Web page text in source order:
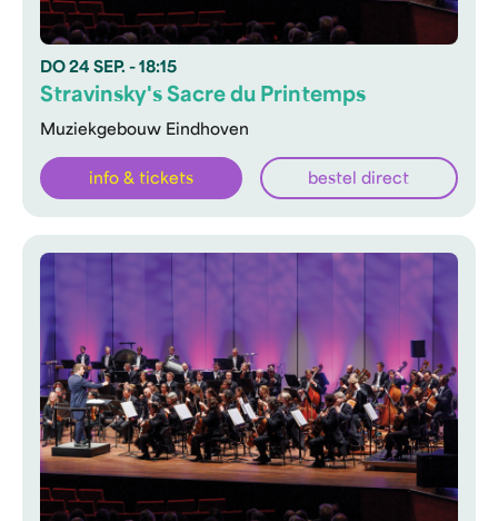
DO 24 SEP. - 18:15
Muziekgebouw Eindhoven
Stravinsky's Sacre du Printemps
info & tickets bestel direct